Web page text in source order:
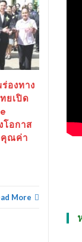
องทาง
ยเปิด
โอกาส
คุณค่า
More